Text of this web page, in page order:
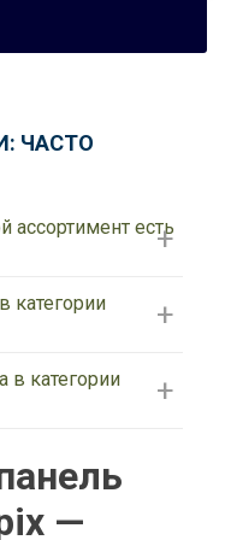
ЧАСТО
ассортимент есть
категории
в категории
—